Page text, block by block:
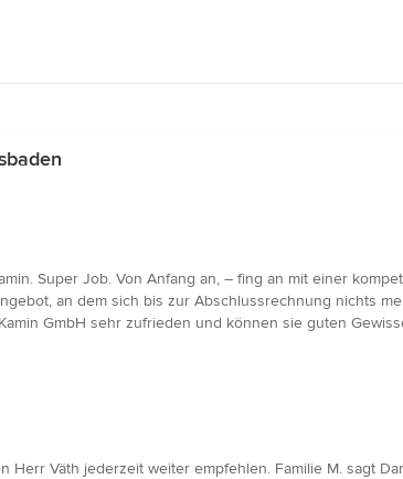
Super Job. Von Anfang an, – fing an mit einer
an dem sich bis zur Abschlussrechnung nichts
GmbH sehr zufrieden und können sie guten
Väth jederzeit weiter empfehlen. Familie M. sagt